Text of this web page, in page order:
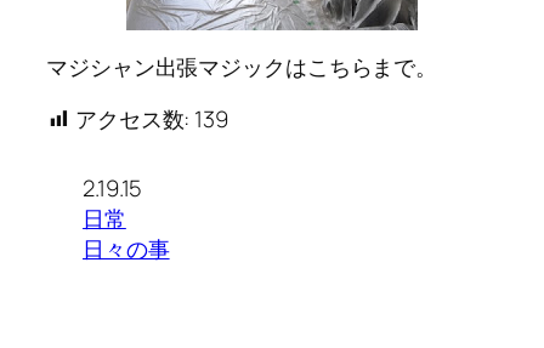
マジシャン出張マジックはこちらまで。
アクセス数: 139
2.19.15
日常
日々の事